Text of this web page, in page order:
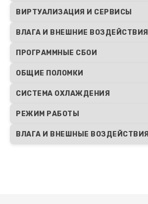
ВИРТУАЛИЗАЦИЯ И СЕРВИСЫ
ВЛАГА И ВНЕШНИЕ ВОЗДЕЙСТВИЯ
ПРОГРАММНЫЕ СБОИ
ОБЩИЕ ПОЛОМКИ
СИСТЕМА ОХЛАЖДЕНИЯ
РЕЖИМ РАБОТЫ
ВЛАГА И ВНЕШНЫЕ ВОЗДЕЙСТВИЯ